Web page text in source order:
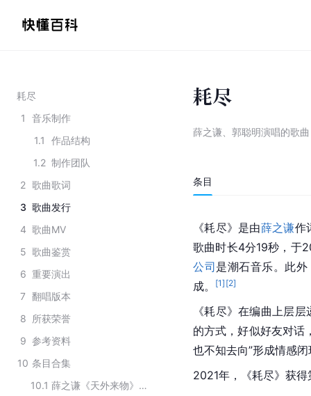
耗尽
1
音乐制作
1.1
作品结构
1.2 制作团队
2 歌曲歌词
3 歌曲发行
4 歌曲MV
5 歌曲鉴赏
6 重要演出
7 翻唱版本
8 所获荣誉
9 参考资料
10 条目合集
10.1
薛之谦《天外来物》专辑中的歌曲
耗尽
薛之谦、郭聪明演唱的歌曲
条目
《耗尽》是由薛之谦作
歌曲时长4分19秒，于
公司是潮石音乐。此
成。
[1] [2]
《耗尽》在编曲上层
的方式，好似好友对话
也不知去向”形成情感
2021年，《耗尽》获